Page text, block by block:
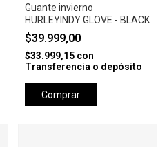
Guante invierno
HURLEYINDY GLOVE - BLACK
$39.999,00
$33.999,15 con
Transferencia o depósito
Comprar